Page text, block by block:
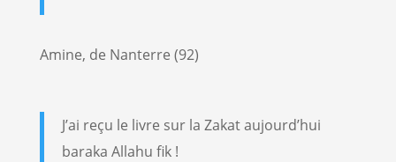
Amine, de Nanterre (92)
J’ai reçu le livre sur la Zakat aujourd’hui
baraka Allahu fik !